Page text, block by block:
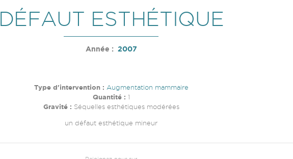
DÉFAUT ESTHÉTIQUE
Année : 2007
Type d'intervention : Augmentation mammaire
Quantité : 1
Gravité : Séquelles esthétiques modérées
un défaut esthétique mineur